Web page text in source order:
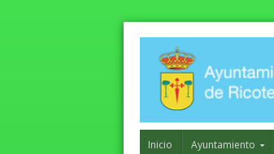
Inicio Ayuntamiento